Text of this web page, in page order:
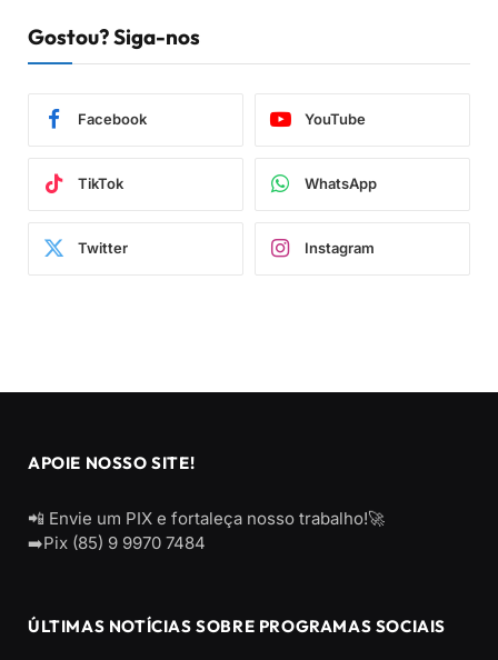
Gostou? Siga-nos
Facebook YouTube
TikTok WhatsApp
Twitter Instagram
APOIE NOSSO SITE!
📲 Envie um PIX e fortaleça nosso trabalho!🚀
➡️Pix (85) 9 9970 7484
ÚLTIMAS NOTÍCIAS SOBRE PROGRAMAS SOCIAIS